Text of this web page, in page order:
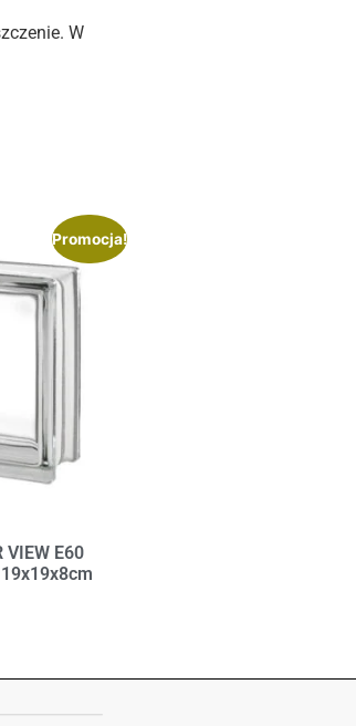
W
Promocja!
VIEW E60